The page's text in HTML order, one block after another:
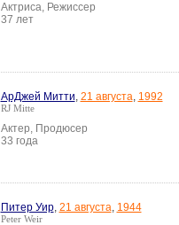
Актриса, Режиссер
37 лет
АрДжей Митти, 21 августа, 1992
RJ Mitte
Актер, Продюсер
33 года
Питер Уир, 21 августа, 1944
Peter Weir